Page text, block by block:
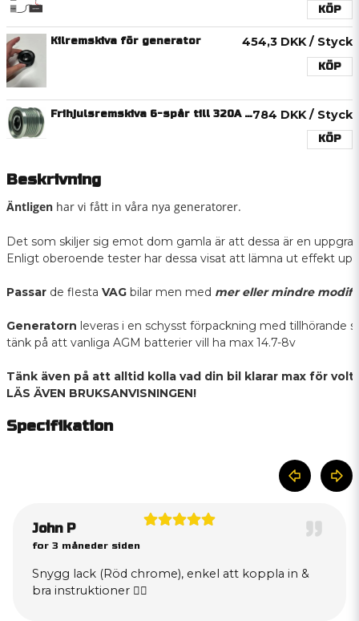
KÖP
Kilremskiva för generator 454,3 DKK/ Styck
KÖP
Frihjulsremskiva 6-spår till 320A generator784 DKK/ Styck
KÖP
Beskrivning
Äntligen har vi fått in våra nya generatorer.
Det som skiljer sig emot dom gamla är att dessa är en
Enligt oberoende tester har dessa visat att lämna ut effekt
Passar de flesta VAG bilar men med mer eller mindre
Generatorn leveras i en schysst förpackning med tillhörande
tänk på att vanliga AGM batterier vill ha max 14.7-8v
Tänk även på att alltid kolla vad din bil klarar max för
LÄS ÄVEN BRUKSANVISNINGEN!
Specifikation
John P
for 3 måneder siden
Snygg lack (Röd chrome), enkel att koppla in &
bra instruktioner 👍🏻